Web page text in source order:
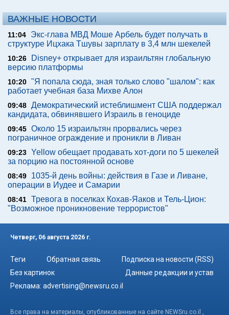
ВАЖНЫЕ НОВОСТИ
11:04
Экс-глава МВД Моше Арбель будет получать в
структуре Ицхака Тшувы зарплату в 3,4 млн шекелей
10:26
Disney+ открывает для израильтян глобальную
версию платформы
10:20 "Я попала сюда, зная только слово "шалом": как
работает учебная база Михве Алон
09:48 Демократический истеблишмент США поддержал
кандидата, обвинявшего Израиль в геноциде
09:45 Около 15 израильтян прорвались через
пограничное ограждение и проникли в Ливан
09:23 Yellow обещает продавать хот-доги по 5 шекелей
за порцию на постоянной основе
08:49
1035-й день войны: действия в Газе и Ливане,
операции в Иудее и Самарии
08:41 Тревога в поселках Кохав-Яаков и Тель-Цион:
"Возможное проникновение террористов"
Четверг, 06 августа 2026 г.
Теги Обратная связь
Подписка на новости (RSS)
Без картинок
Данные редакции и устав
Реклама: advertising@newsru.co.il
Все права на материалы, опубликованные на сайте NEWSru.co.il ,